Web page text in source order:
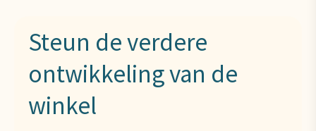
Steun de verdere
ontwikkeling van de
winkel